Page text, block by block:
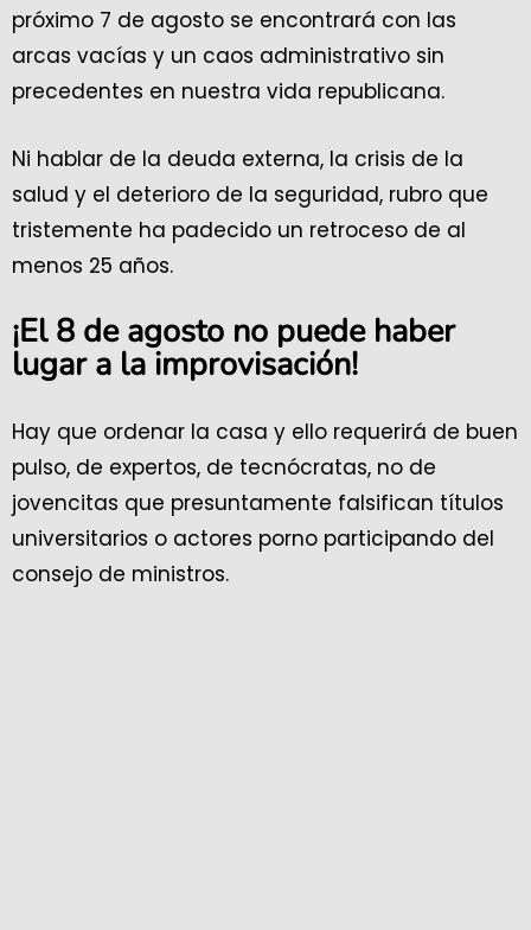
próximo 7 de agosto se encontrará con las
arcas vacías y un caos administrativo sin
precedentes en nuestra vida republicana.
Ni hablar de la deuda externa, la crisis de la
salud y el deterioro de la seguridad, rubro que
tristemente ha padecido un retroceso de al
menos 25 años.
¡El 8 de agosto no puede haber
lugar a la improvisación!
Hay que ordenar la casa y ello requerirá de buen
pulso, de expertos, de tecnócratas, no de
jovencitas que presuntamente falsifican títulos
universitarios o actores porno participando del
consejo de ministros.